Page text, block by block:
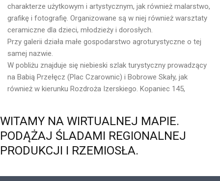
charakterze użytkowym i artystycznym, jak również malarstwo,
grafikę i fotografię. Organizowane są w niej również warsztaty
ceramiczne dla dzieci, młodzieży i dorosłych.
Przy galerii działa małe gospodarstwo agroturystyczne o tej
samej nazwie.
W pobliżu znajduje się niebieski szlak turystyczny prowadzący
na Babią Przełęcz (Plac Czarownic) i Bobrowe Skały, jak
również w kierunku Rozdroża Izerskiego. Kopaniec 145,
WITAMY NA WIRTUALNEJ MAPIE.
PODĄŻAJ ŚLADAMI REGIONALNEJ
PRODUKCJI I RZEMIOSŁA.